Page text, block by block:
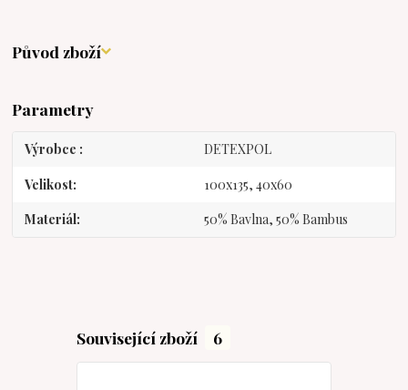
Původ zboží
Parametry
Výrobce DETEXPOL
Velikost 100x135, 40x60
Materiál 50% Bavlna, 50% Bambus
Související zboží 6